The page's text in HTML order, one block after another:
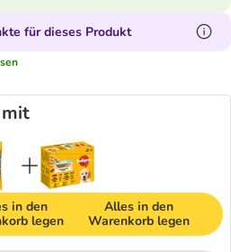
für dieses Produkt
mit
in den
legen
Alles in den
Warenkorb legen